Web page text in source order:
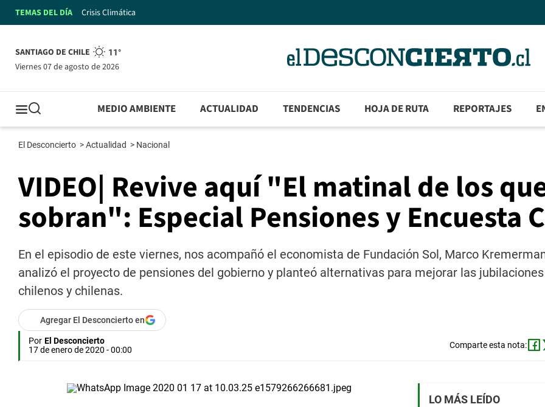
TEMAS DEL DÍA Crisis Climática
SANTIAGO DE CHILE 11°
viernes 07 de agosto de 2026
MEDIO AMBIENTE ACTUALIDAD TENDENCIAS HOJA DE RUTA REPORTAJES
El Desconcierto >Actualidad > Nacional
VIDEO| Revive aquí "El matinal de los
sobran": Especial Pensiones y Encuesta
En el episodio de este viernes, nos acompañó el economista de Fundación Sol, Marco
analizó el proyecto de pensiones del gobierno y planteó alternativas para mejorar las
chilenos y chilenas.
Agregar El Desconcierto en
Por El Desconcierto
17 de enero de 2020 - 00:00
Comparte esta nota:
LO MÁS LEÍDO